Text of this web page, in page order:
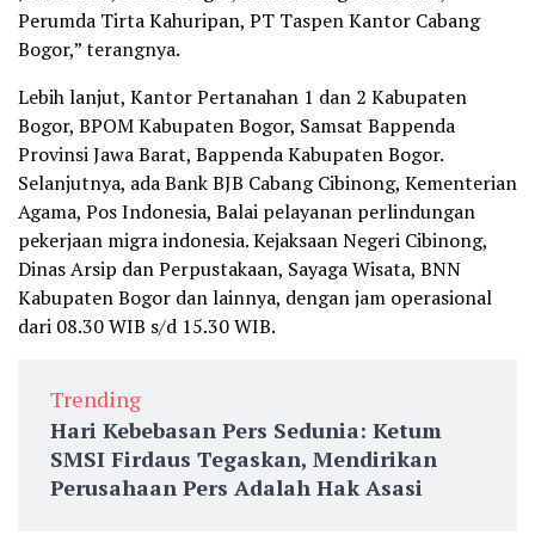
Perumda Tirta Kahuripan, PT Taspen Kantor Cabang
Bogor,” terangnya.
Lebih lanjut, Kantor Pertanahan 1 dan 2 Kabupaten
Bogor, BPOM Kabupaten Bogor, Samsat Bappenda
Provinsi Jawa Barat, Bappenda Kabupaten Bogor.
Selanjutnya, ada Bank BJB Cabang Cibinong, Kementerian
Agama, Pos Indonesia, Balai pelayanan perlindungan
pekerjaan migra indonesia. Kejaksaan Negeri Cibinong,
Dinas Arsip dan Perpustakaan, Sayaga Wisata, BNN
Kabupaten Bogor dan lainnya, dengan jam operasional
dari 08.30 WIB s/d 15.30 WIB.
Trending
Hari Kebebasan Pers Sedunia: Ketum
SMSI Firdaus Tegaskan, Mendirikan
Perusahaan Pers Adalah Hak Asasi